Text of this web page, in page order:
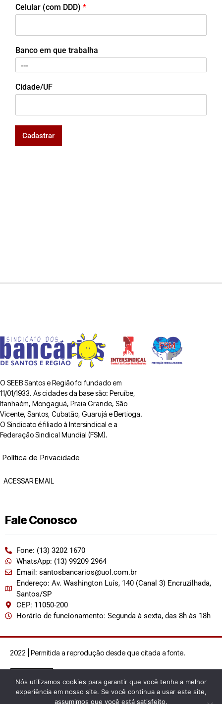
Celular (com DDD) *
Banco em que trabalha
Cidade/UF
Cadastrar
O SEEB Santos e Região foi fundado em
11/01/1933. As cidades da base são: Peruíbe,
Itanhaém, Mongaguá, Praia Grande, São
Vicente, Santos, Cubatão, Guarujá e Bertioga.
O Sindicato é filiado à Intersindical e a
Federação Sindical Mundial (FSM).
Política de Privacidade
ACESSAR EMAIL
Fale Conosco
Fone: (13) 3202 1670
WhatsApp: (13) 99209 2964
Email: santosbancarios@uol.com.br
Endereço: Av. Washington Luís, 140 (Canal 3) Encruzilhada,
Santos/SP
CEP: 11050-200
Horário de funcionamento: Segunda à sexta, das 8h às 18h
2022 | Permitida a reprodução desde que citada a fonte.
Nós utilizamos cookies para garantir que você tenha a melhor
experiência em nosso site. Se você continua a usar este site,
assumimos que você está satisfeito.